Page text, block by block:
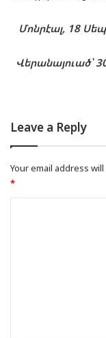
Մոնրէալ, 18
Վերանայուած՝
Leave a Reply
Your email address
*